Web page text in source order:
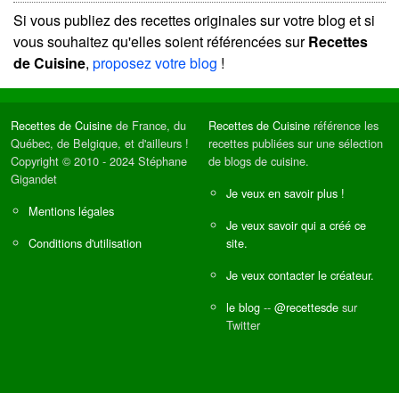
Si vous publiez des recettes originales sur votre blog et si
vous souhaitez qu'elles soient référencées surRecettes
de Cuisine, proposez votre blog !
Recettes de Cuisine de France, du
Québec, de Belgique, et d'ailleurs !
Copyright © 2010 - 2024 Stéphane
Gigandet
Mentions légales
Conditions d'utilisation
Recettes de Cuisine référence les
recettes publiées sur une sélection
de blogs de cuisine.
Je veux en savoir plus !
Je veux savoir qui a créé ce
site.
Je veux contacter le créateur.
le blog -- @recettesde sur
Twitter